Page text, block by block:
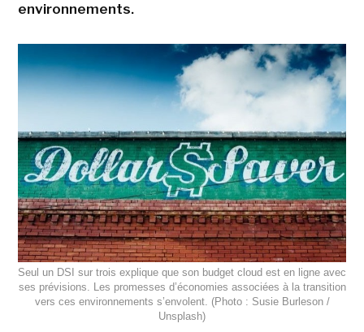
environnements.
Seul un DSI sur trois explique que son budget cloud est en ligne avec
ses prévisions. Les promesses d’économies associées à la transition
vers ces environnements s’envolent. (Photo : Susie Burleson /
Unsplash)